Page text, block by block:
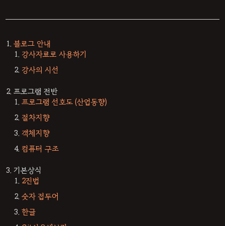
블로그 안내
강사자료로 사용하기
강사의 시선
프로그램 전반
프로그램 선호도 (산업동향)
절차지향
객체지향
컴퓨터 구조
기본상식
2진법
숫자 접두어
한글